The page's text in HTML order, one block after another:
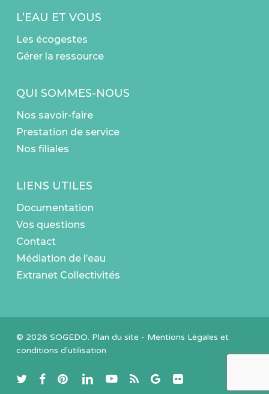
L’EAU ET VOUS
Les écogestes
Gérer la ressource
QUI SOMMES-NOUS
Nos savoir-faire
Prestation de service
Nos filiales
LIENS UTILES
Documentation
Vos questions
Contact
Médiation de l’eau
Extranet Collectivités
© 2026 SOGEDO. Plan du site - Mentions Légales et
conditions d'utilisation
twitterfacebookpinterestlinkedinyoutube
RSS
google-
flickr